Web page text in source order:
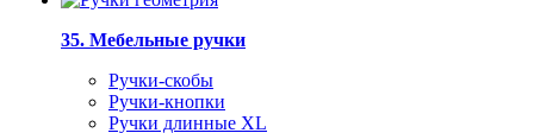
35. Мебельные ручки
Ручки-скобы
Ручки-кнопки
Ручки длинные XL